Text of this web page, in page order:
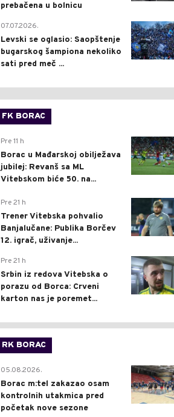
prebačena u bolnicu
07.07.2026.
Levski se oglasio: Saopštenje
bugarskog šampiona nekoliko
sati pred meč ...
FK BORAC
Pre 11 h
Borac u Mađarskoj obilježava
jubilej: Revanš sa ML
Vitebskom biće 50. na...
Pre 21 h
Trener Vitebska pohvalio
Banjalučane: Publika Borčev
12. igrač, uživanje...
Pre 21 h
Srbin iz redova Vitebska o
porazu od Borca: Crveni
karton nas je poremet...
RK BORAC
05.08.2026.
Borac m:tel zakazao osam
kontrolnih utakmica pred
početak nove sezone